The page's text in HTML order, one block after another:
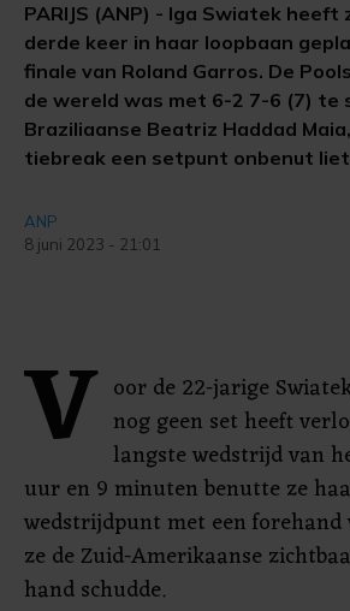
PARIJS (ANP) - Iga Swiatek heeft
derde keer in haar loopbaan
finale van Roland Garros. De
de wereld was met 6-2 7-6 (7) te
Braziliaanse Beatriz Haddad
tiebreak een setpunt onbenut
ANP
8 juni 2023 - 21:01
V oor de 22-jarige
nog geen set heeft
langste wedstrijd van
uur en 9 minuten benutte ze
wedstrijdpunt met een
ze de Zuid-Amerikaanse
hand schudde.